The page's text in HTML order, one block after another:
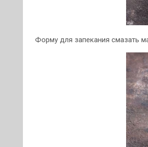
Форму для запекания смазать